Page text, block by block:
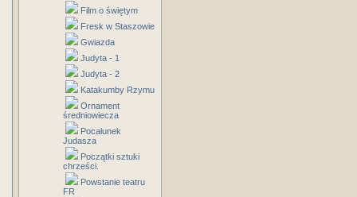
Film o świętym
Fresk w Staszowie
Gwiazda
Judyta - 1
Judyta - 2
Katakumby Rzymu
Ornament
średniowiecza
Pocałunek
Judasza
Początki sztuki
chrześci.
Powstanie teatru
FR